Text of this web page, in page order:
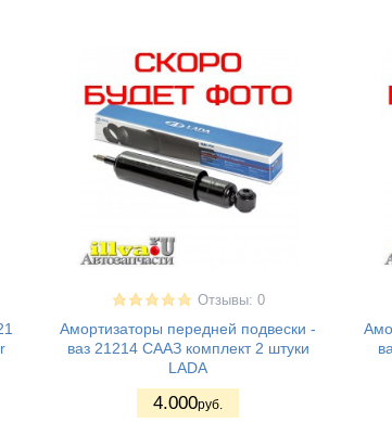
Отзывы: 0
Амортизаторы передней подвески -
ваз 21214 СААЗ комплект 2 штуки
LADA
4.000руб.